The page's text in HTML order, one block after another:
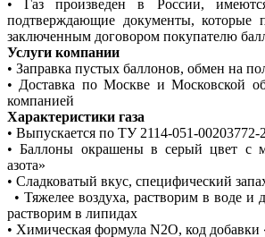
• Газ произведен в России,
подтверждающие документы, которые
заключенным договором покупателю
Услуги компании
• Заправка пустых баллонов, обмен на
• Доставка по Москве и Московской
компанией
Характеристики газа
• Выпускается по ТУ 2114-051-00203772-
• Баллоны окрашены в серый цвет с
азота»
• Сладковатый вкус, специфический
• Тяжелее воздуха, растворим в воде и
растворим в липидах
• Химическая формула N2O, код добавки